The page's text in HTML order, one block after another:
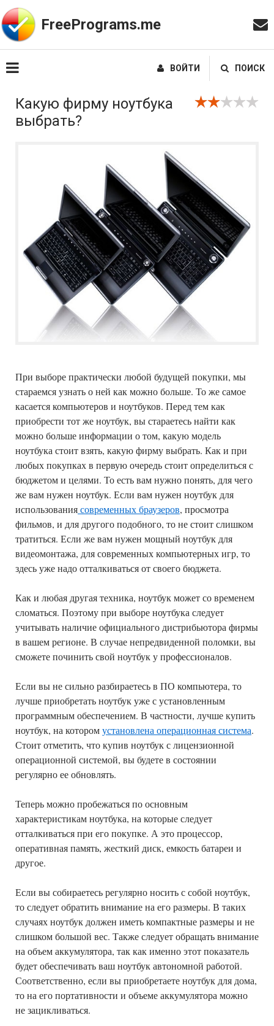
FreePrograms.me
ВОЙТИ ПОИСК
Какую фирму ноутбука
выбрать?
При выборе практически любой будущей покупки, мы
стараемся узнать о ней как можно больше. То же самое
касается компьютеров и ноутбуков. Перед тем как
приобрести тот же ноутбук, вы стараетесь найти как
можно больше информации о том, какую модель
ноутбука стоит взять, какую фирму выбрать. Как и при
любых покупках в первую очередь стоит определиться с
бюджетом и целями. То есть вам нужно понять, для чего
же вам нужен ноутбук. Если вам нужен ноутбук для
использованиясовременных браузеров, просмотра
фильмов, и для другого подобного, то не стоит слишком
тратиться. Если же вам нужен мощный ноутбук для
видеомонтажа, для современных компьютерных игр, то
здесь уже надо отталкиваться от своего бюджета.
Как и любая другая техника, ноутбук может со временем
сломаться. Поэтому при выборе ноутбука следует
учитывать наличие официального дистрибьютора фирмы
в вашем регионе. В случае непредвиденной поломки, вы
сможете починить свой ноутбук у профессионалов.
Если вы не сильно разбираетесь в ПО компьютера, то
лучше приобретать ноутбук уже с установленным
программным обеспечением. В частности, лучше купить
ноутбук, на которомустановлена операционная система.
Стоит отметить, что купив ноутбук с лицензионной
операционной системой, вы будете в состоянии
регулярно ее обновлять.
Теперь можно пробежаться по основным
характеристикам ноутбука, на которые следует
отталкиваться при его покупке. А это процессор,
оперативная память, жесткий диск, емкость батареи и
другое.
Если вы собираетесь регулярно носить с собой ноутбук,
то следует обратить внимание на его размеры. В таких
случаях ноутбук должен иметь компактные размеры и не
слишком большой вес. Также следует обращать внимание
на объем аккумулятора, так как именно этот показатель
будет обеспечивать ваш ноутбук автономной работой.
Соответственно, если вы приобретаете ноутбук для дома,
то на его портативности и объеме аккумулятора можно
не зацикливаться.